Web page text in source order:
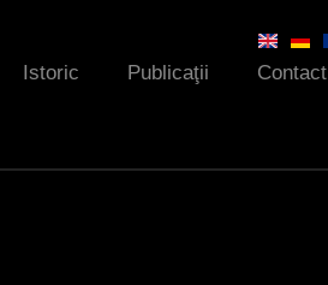
Istoric Publicaţii Contact